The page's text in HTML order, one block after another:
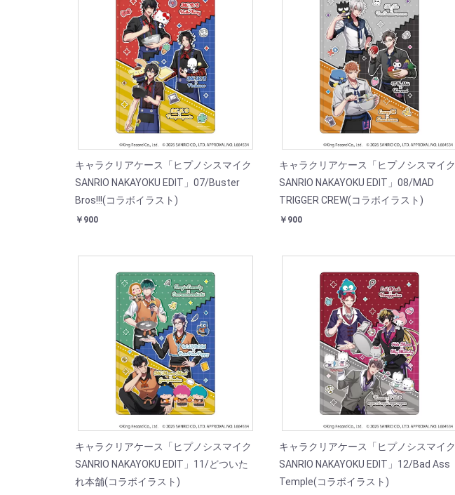
キャラクリアケース「ヒプノシスマイク
SANRIO NAKAYOKU EDIT」07/Buster
Bros!!!(コラボイラスト)
￥900
キャラクリアケース「ヒプノシスマイク
SANRIO NAKAYOKU EDIT」08/MAD
TRIGGER CREW(コラボイラスト)
￥900
キャラクリアケース「ヒプノシスマイク
SANRIO NAKAYOKU EDIT」11/どついた
れ本舗(コラボイラスト)
キャラクリアケース「ヒプノシスマイク
SANRIO NAKAYOKU EDIT」12/Bad Ass
Temple(コラボイラスト)